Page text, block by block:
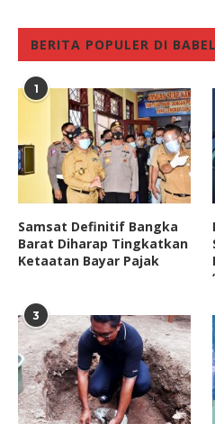
BERITA POPULER DI BABEL
1
Samsat Definitif Bangka
Barat Diharap Tingkatkan
Ketaatan Bayar Pajak
3